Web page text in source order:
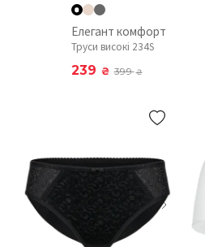
Елегант комфорт
Труси високі 234S
239 ₴ 399₴